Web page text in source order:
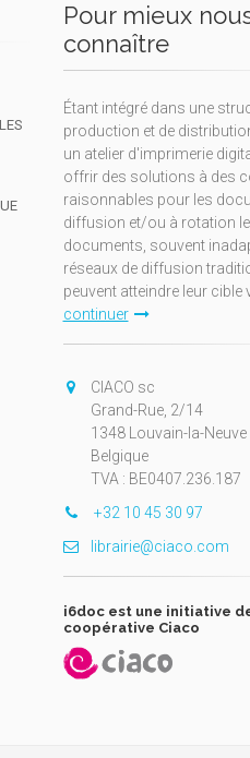
Pour mieux
connaître
Étant intégré dans une
production et de
un atelier d'imprimerie
offrir des solutions à des
raisonnables pour les
diffusion et/ou à rotation
documents, souvent
réseaux de diffusion
peuvent atteindre leur cible
continuer
CIACO sc
Grand-Rue, 2/14
1348 Louvain-la-Neuve
Belgique
TVA : BE0407.236.187
+32 10 45 30 97
librairie@ciaco.com
i6doc est une initiative
coopérative Ciaco